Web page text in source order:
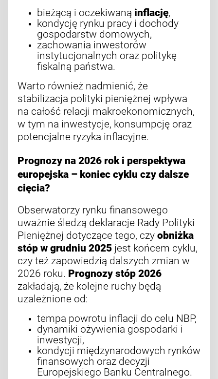
bieżącą i oczekiwaną inflację,
kondycję rynku pracy i dochody
gospodarstw domowych,
zachowania inwestorów
instytucjonalnych oraz politykę
fiskalną państwa.
Warto również nadmienić, że
stabilizacja polityki pieniężnej wpływa
na całość relacji makroekonomicznych,
w tym na inwestycje, konsumpcję oraz
potencjalne ryzyka inflacyjne.
Prognozy na 2026 rok i perspektywa
europejska – koniec cyklu czy dalsze
cięcia?
Obserwatorzy rynku finansowego
uważnie śledzą deklaracje Rady Polityki
Pieniężnej dotyczące tego, czy obniżka
stóp w grudniu 2025 jest końcem cyklu,
czy też zapowiedzią dalszych zmian w
2026 roku. Prognozy stóp 2026
zakładają, że kolejne ruchy będą
uzależnione od:
tempa powrotu inflacji do celu NBP,
dynamiki ożywienia gospodarki i
inwestycji,
kondycji międzynarodowych rynków
finansowych oraz decyzji
Europejskiego Banku Centralnego.